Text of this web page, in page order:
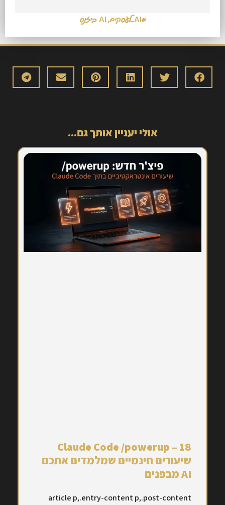
#AI_לעסקים ,AI ביזנס
אולי יעניין אותך גם...
Claude Code /powerup – 18
שיעורים חינמיים שמלמדים אתכם
AI מבפנים
article p,.entry-content p,.post-content